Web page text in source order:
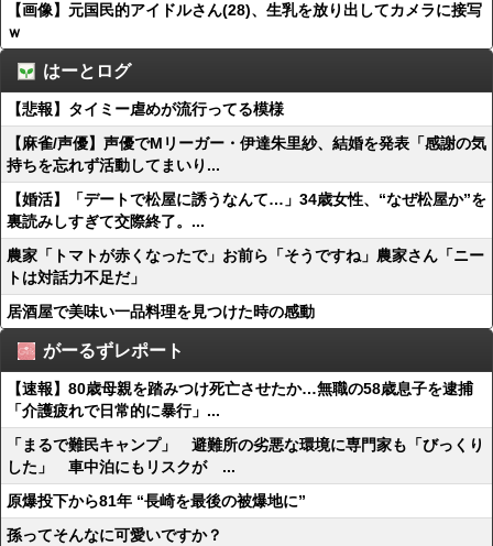
【画像】元国民的アイドルさん(28)、生乳を放り出してカメラに接写
ｗ
はーとログ
【悲報】タイミー虐めが流行ってる模様
【麻雀/声優】声優でMリーガー・伊達朱里紗、結婚を発表「感謝の気
持ちを忘れず活動してまいり...
【婚活】「デートで松屋に誘うなんて…」34歳女性、“なぜ松屋か”を
裏読みしすぎて交際終了。...
農家「トマトが赤くなったで」お前ら「そうですね」農家さん「ニー
トは対話力不足だ」
居酒屋で美味い一品料理を見つけた時の感動
がーるずレポート
【速報】80歳母親を踏みつけ死亡させたか…無職の58歳息子を逮捕
「介護疲れで日常的に暴行」...
「まるで難民キャンプ」 避難所の劣悪な環境に専門家も「びっくり
した」 車中泊にもリスクが ...
原爆投下から81年 “長崎を最後の被爆地に”
孫ってそんなに可愛いですか？